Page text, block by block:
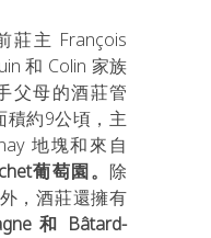
莊主 François
和 Colin 家族
父母的酒莊管
積約9公頃，主
地塊和來自
葡萄園。除
，酒莊還擁有
和 Bâtard-